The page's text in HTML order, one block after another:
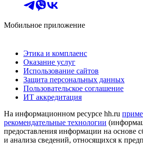
Мобильное приложение
Этика и комплаенс
Оказание услуг
Использование сайтов
Защита персональных данных
Пользовательское соглашение
ИТ аккредитация
На информационном ресурсе hh.ru
рекомендательные технологии
предоставления информации на основе
и анализа сведений, относящихся к